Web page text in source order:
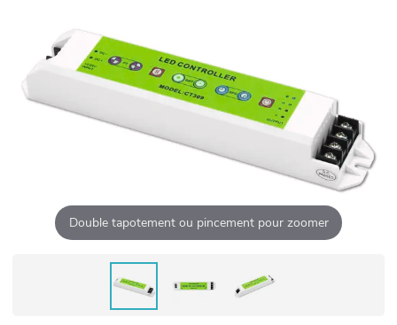
Double tapotement ou pincement pour zoomer